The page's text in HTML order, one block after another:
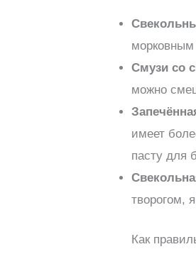
морковным
Смузи со
можно
имеет
пасту для
творогом,
Как